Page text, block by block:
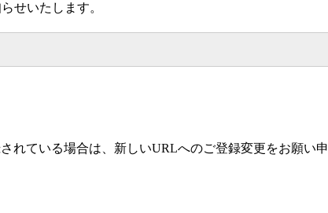
せいたします。
れている場合は、新しいURLへのご登録変更をお願い申